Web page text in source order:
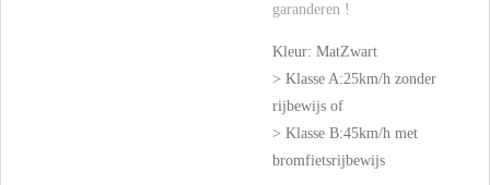
garanderen !
Kleur: MatZwart
> Klasse A:25km/h zonder
rijbewijs of
> Klasse B:45km/h met
bromfietsrijbewijs